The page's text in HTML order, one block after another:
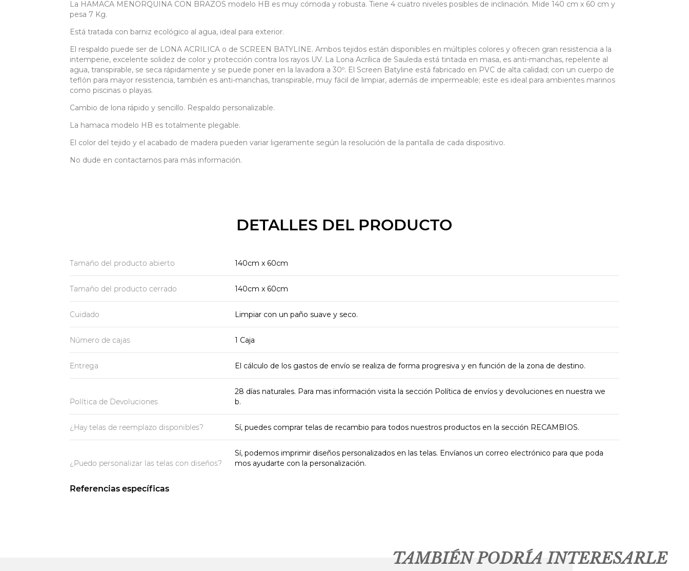
La HAMACA MENORQUINA CON BRAZOS modelo HB es muy cómoda y robusta. Tiene 4 cuatro niveles posibles de inclinación. Mide 140 cm x 60 cm y
pesa 7 Kg.
Está tratada con barniz ecológico al agua, ideal para exterior.
El respaldo puede ser de LONA ACRILICA o de SCREEN BATYLINE. Ambos tejidos están disponibles en múltiples colores y ofrecen gran resistencia a la
intemperie, excelente solidez de color y protección contra los rayos UV. La Lona Acrílica de Sauleda está tintada en masa, es anti-manchas, repelente al
agua, transpirable, se seca rápidamente y se puede poner en la lavadora a 30º. El Screen Batyline está fabricado en PVC de alta calidad; con un cuerpo de
teflón para mayor resistencia, también es anti-manchas, transpirable, muy fácil de limpiar, además de impermeable; este es ideal para ambientes marinos
como piscinas o playas.
Cambio de lona rápido y sencillo. Respaldo personalizable.
La hamaca modelo HB es totalmente plegable.
El color del tejido y el acabado de madera pueden variar ligeramente según la resolución de la pantalla de cada dispositivo.
No dude en contactarnos para más información.
DETALLES DEL PRODUCTO
Tamaño del producto abierto 140cm x 60cm
Tamaño del producto cerrado 140cm x 60cm
Cuidado Limpiar con un paño suave y seco.
Número de cajas 1 Caja
Entrega El cálculo de los gastos de envío se realiza de forma progresiva y en función de la zona de destino.
Política de Devoluciones
28 días naturales. Para mas información visita la sección Política de envíos y devoluciones en nuestra we
b.
¿Hay telas de reemplazo disponibles? Sí, puedes comprar telas de recambio para todos nuestros productos en la sección RECAMBIOS.
¿Puedo personalizar las telas con diseños?
Sí, podemos imprimir diseños personalizados en las telas. Envíanos un correo electrónico para que poda
mos ayudarte con la personalización.
Referencias específicas
TAMBIÉN PODRÍA INTERESARLE